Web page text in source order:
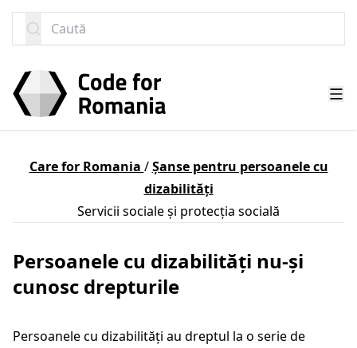
Caută
Care for Romania /Șanse pentru persoanele cu
dizabilități
Servicii sociale și protecția socială
Persoanele cu dizabilități nu-și
cunosc drepturile
Persoanele cu dizabilități au dreptul la o serie de